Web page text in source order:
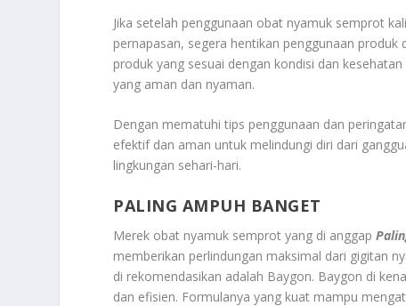
Jika setelah penggunaan obat nyamuk semprot
pernapasan, segera hentikan penggunaan
produk yang sesuai dengan kondisi dan
yang aman dan nyaman.
Dengan mematuhi tips penggunaan dan
efektif dan aman untuk melindungi diri dari
lingkungan sehari-hari.
PALING AMPUH BANGET
Merek obat nyamuk semprot yang di anggap
memberikan perlindungan maksimal dari gigitan
di rekomendasikan adalah Baygon. Baygon di
dan efisien. Formulanya yang kuat mampu